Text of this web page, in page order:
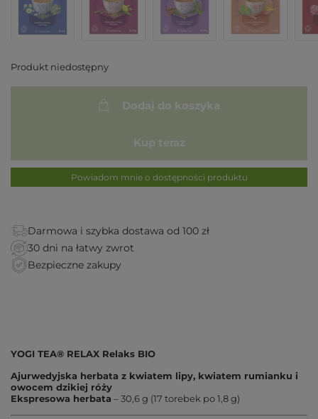
Produkt niedostępny
Dodaj do koszyka
Kup teraz
Powiadom mnie o dostępności produktu
Darmowa i szybka dostawa od 100 zł
30 dni na łatwy zwrot
Bezpieczne zakupy
YOGI TEA® RELAX Relaks BIO
Ajurwedyjska herbata z kwiatem lipy, kwiatem rumianku i
owocem dzikiej róży
Ekspresowa herbata – 30,6 g (17 torebek po 1,8 g)